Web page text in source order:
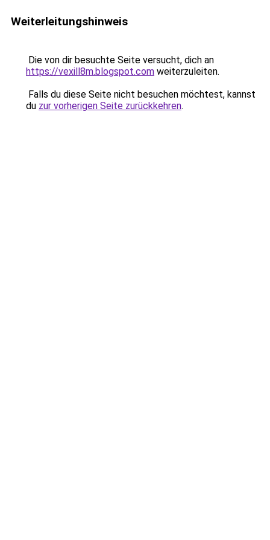
Weiterleitungshinweis
Die von dir besuchte Seite versucht, dich an
https://vexill8m.blogspot.com weiterzuleiten.
Falls du diese Seite nicht besuchen möchtest, kannst
du zur vorherigen Seite zurückkehren.